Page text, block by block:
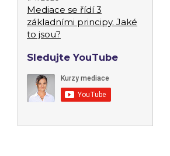
Mediace se řídí 3
základními principy. Jaké
to jsou?
Sledujte YouTube